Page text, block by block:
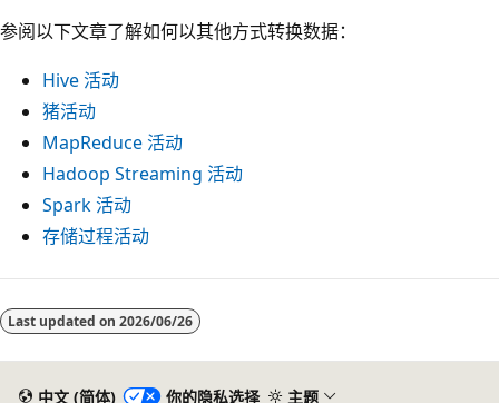
参阅以下文章了解如何以其他方式转换数据：
Hive 活动
猪活动
MapReduce 活动
Hadoop Streaming 活动
Spark 活动
存储过程活动
Last updated on 2026/06/26
中文 (简体) 你的隐私选择 主题